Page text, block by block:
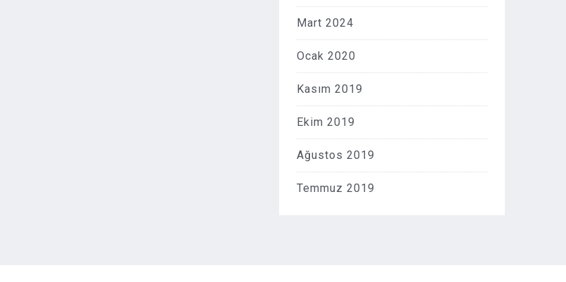
Mart 2024
Ocak 2020
Kasım 2019
Ekim 2019
Ağustos 2019
Temmuz 2019